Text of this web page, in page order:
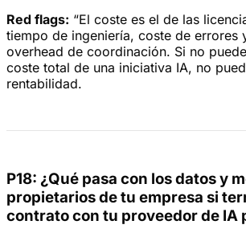
Red flags: “El coste es el de las
tiempo de ingeniería, coste de errores
overhead de coordinación. Si no
coste total de una iniciativa IA, no
rentabilidad.
P18: ¿Qué pasa con los datos y
propietarios de tu empresa si
contrato con tu proveedor de IA